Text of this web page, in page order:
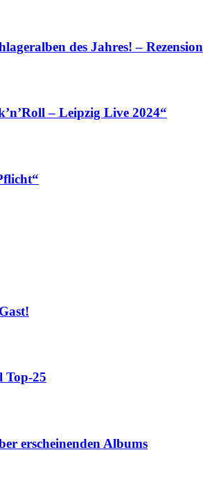
des Jahres! – Rezension
– Leipzig Live 2024“
Top-25
erscheinenden Albums